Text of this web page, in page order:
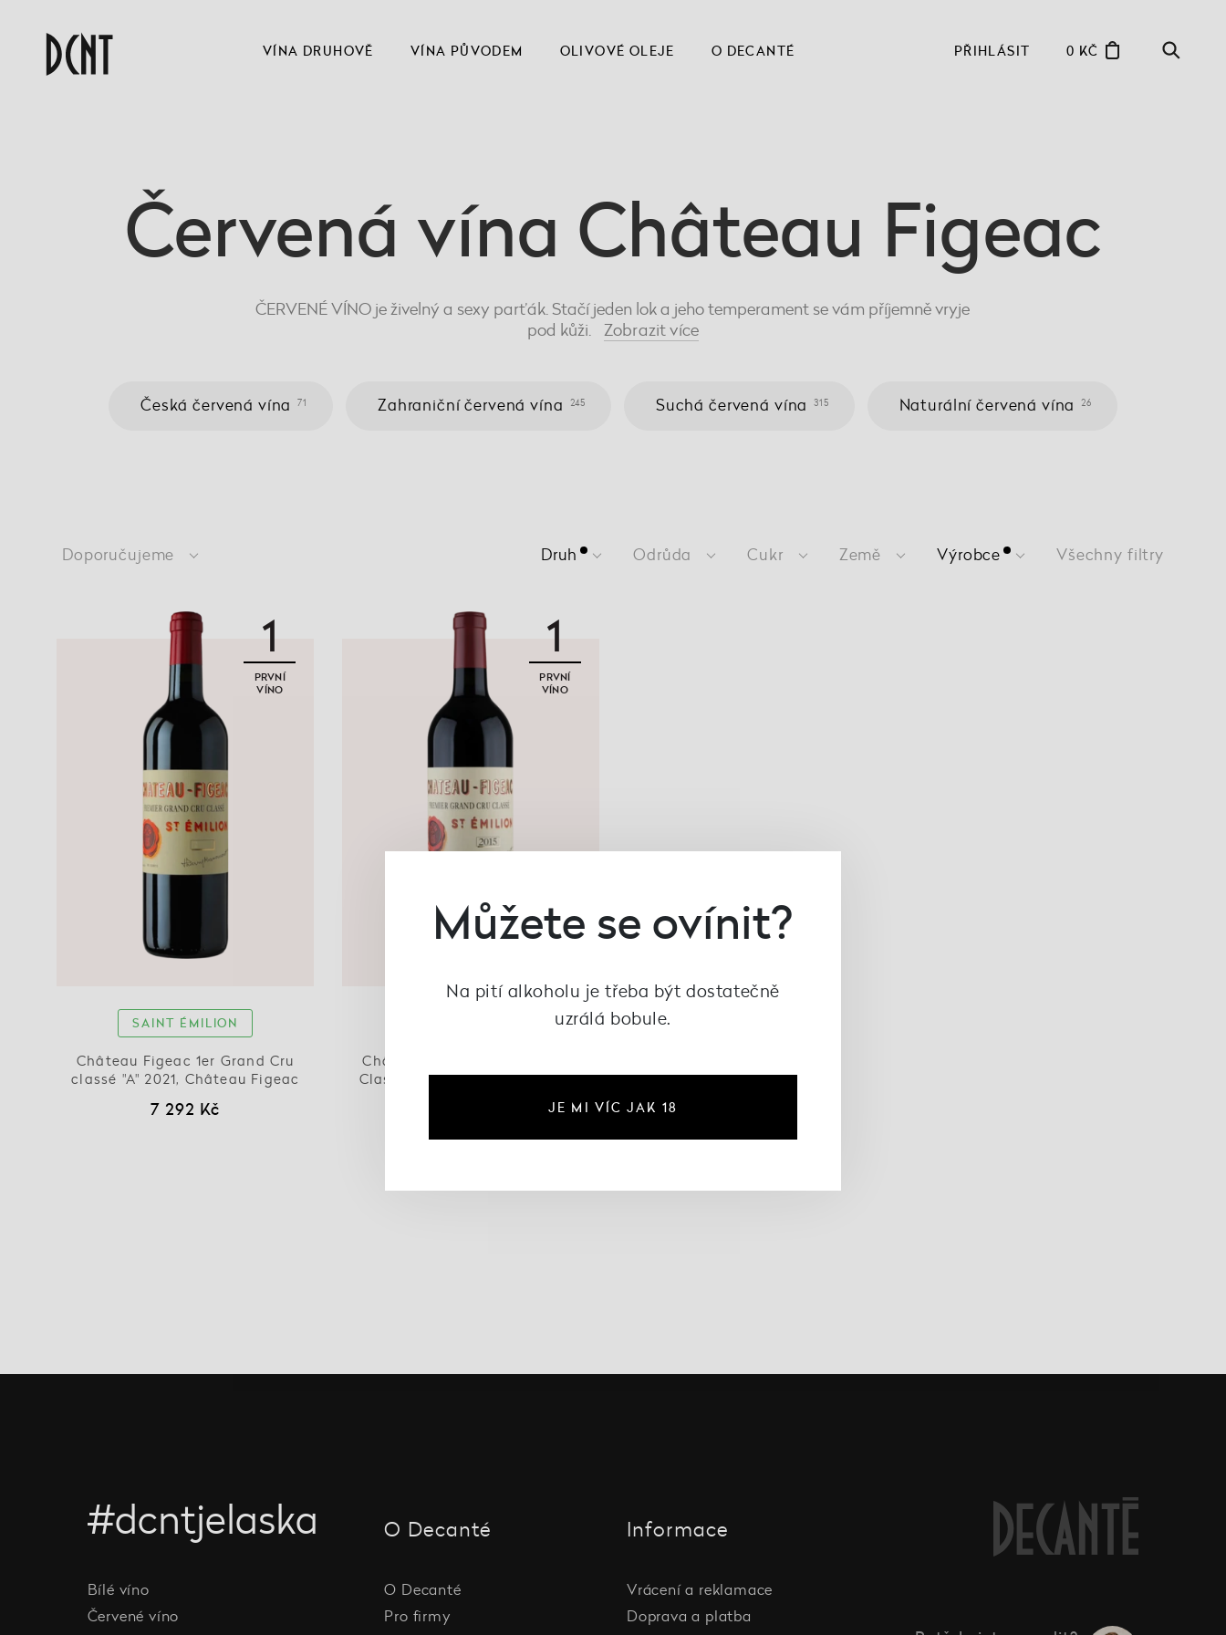
VÍNA DRUHOVĚ VÍNA PŮVODEM OLIVOVÉ OLEJE O DECANTÉ PŘIHLÁSIT 0 KČ
Červená vína Château Figeac
ČERVENÉ VÍNO je živelný a sexy parťák. Stačí jeden lok a jeho temperament se vám příjemně vryje
pod kůži. Zobrazitvíce
Česká červená vína 71 Zahraniční červená vína 245 Suchá červená vína 315 Naturální červená vína 26
Doporučujeme Druh Odrůda Cukr Země Výrobce Všechny filtry
1
PRVNÍ
VÍNO
SAINT ÉMILION
Château Figeac 1er Grand Cru
classé "A" 2021, Château Figeac
7 292 Kč
1
PRVNÍ
VÍNO
Château Figeac 1er Grand cru
Classé B 2015, Château Figeac
#dcntjelaska
Bílé víno
Červené víno
O Decanté
O Decanté
Pro firmy
Informace
Vrácení a reklamace
Doprava a platba
Můžete se ovínit?
Na pití alkoholu je třeba být dostatečně
uzrálá bobule.
JE MI VÍC JAK 18